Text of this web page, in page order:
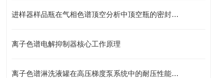
进样器样品瓶在气相色谱顶空分析中顶空瓶的密封性与耐压性测试
离子色谱电解抑制器核心工作原理
离子色谱淋洗液罐在高压梯度泵系统中的耐压性能与密封设计